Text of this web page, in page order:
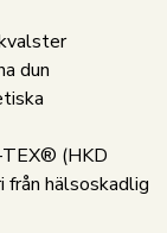
dun
(HKD
hälsoskadlig